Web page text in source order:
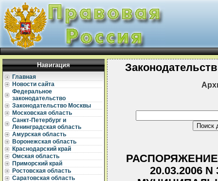
Навигация
Главная
Новости сайта
Федеральное
законодательство
Законодательство Москвы
Московская область
Санкт-Петербург и
Ленинградская область
Амурская область
Воронежская область
Краснодарский край
Омская область
Приморский край
Ростовская область
Саратовская область
20.03.2006